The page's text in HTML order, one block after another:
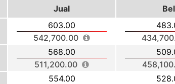
Jual
603.00
542,700.00
568.00
511,200.00
554.00